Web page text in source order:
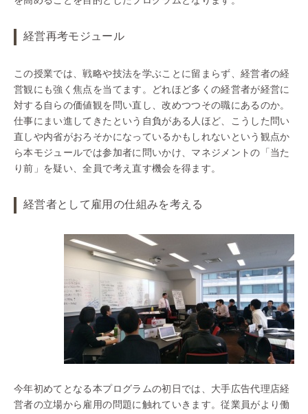
経営再考モジュール
この授業では、戦略や技法を学ぶことに留まらず、経営者の経
営観にも強く焦点を当てます。どれほど多くの経営者が経営に
対する自らの価値観を問い直し、改めつつその職にあるのか。
仕事にまい進してきたという自負がある人ほど、こうした問い
直しや内省がおろそかになっているかもしれないという観点か
ら本モジュールでは参加者に問いかけ、マネジメントの「当た
り前」を疑い、全員で考え直す機会を得ます。
経営者として雇用の仕組みを考える
今年初めてとなる本プログラムの初日では、大手広告代理店経
営者の立場から雇用の問題に触れていきます。従業員がより働